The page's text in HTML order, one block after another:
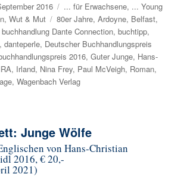
2016 Kategorien
... für Erwachsene, ... Young
,Wut & Mut Schlagwörter
80er Jahre,Ardoyne, Belfast,
buchhandlung Dante Connection,buchtipp,
,danteperle, Deutscher Buchhandlungspreis
2016,Guter Junge, Hans-
, Irland, Nina Frey, Paul McVeigh, Roman,
,Wagenbach Verlag
Junge Wölfe
von Hans-Christian
2016, € 20,-
2021)